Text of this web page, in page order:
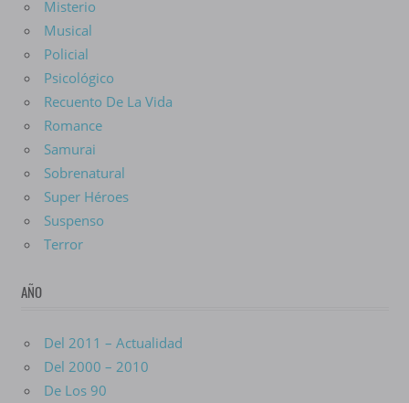
Misterio
Musical
Policial
Psicológico
Recuento De La Vida
Romance
Samurai
Sobrenatural
Super Héroes
Suspenso
Terror
AÑO
Del 2011 – Actualidad
Del 2000 – 2010
De Los 90